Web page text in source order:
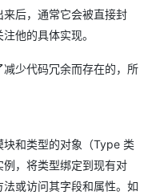
后，通常它会被直接封
他的具体实现。
少代码冗余而存在的，所
块和类型的对象（Type 类
，将类型绑定到现有对
或访问其字段和属性。如